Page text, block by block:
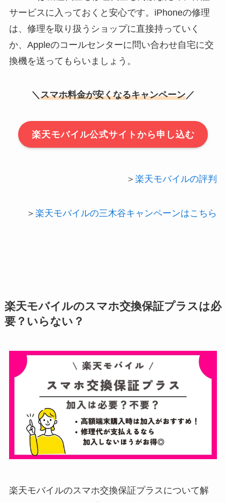
サービスに入っておくと安心です。iPhoneの修理
は、修理を取り扱うショップに直接持っていく
か、Appleのコールセンターに問い合わせ自宅に交
換機を送ってもらいましょう。
＼スマホ料金が安くなるキャンペーン／
楽天モバイル公式サイトから申し込む
＞楽天モバイルの評判
＞楽天モバイルの三木谷キャンペーンはこちら
楽天モバイルのスマホ交換保証プラスは必
要？いらない？
楽天モバイルのスマホ交換保証プラスについて解